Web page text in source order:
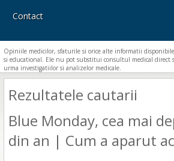
Contact
Opiniile medicilor, sfaturile si orice alte informatii
si educational. Ele nu pot substitui consultul medical
urma investigatiilor si analizelor medicale.
Rezultatele cautarii
Blue Monday, cea mai
din an | Cum a aparut